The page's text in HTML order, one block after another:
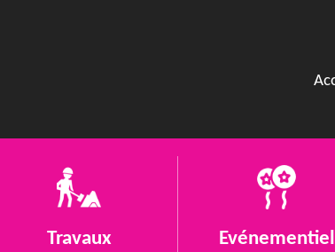
Travaux Evénementiel